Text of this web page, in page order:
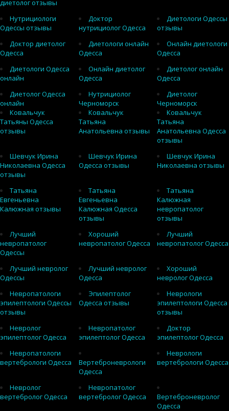
диетолог отзывы
Нутрициологи
Одессы отзывы
Доктор
нутрициолог Одесса
Диетологи Одессы
отзывы
Доктор диетолог
Одесса
Диетологи онлайн
Одесса
Онлайн диетологи
Одесса
Диетологи Одесса
онлайн
Онлайн диетолог
Одесса
Диетолог онлайн
Одесса
Диетолог Одесса
онлайн
Нутрициолог
Черноморск
Диетолог
Черноморск
Ковальчук
Татьяны Одесса
отзывы
Ковальчук
Татьяна
Анатольевна отзывы
Ковальчук
Татьяна
Анатольевна Одесса
отзывы
Шевчук Ирина
Николаевна Одесса
отзывы
Шевчук Ирина
Одесса отзывы
Шевчук Ирина
Николаевна отзывы
Татьяна
Евгеньевна
Калюжная отзывы
Татьяна
Евгеньевна
Калюжная Одесса
отзывы
Татьяна
Калюжная
невропатолог
отзывы
Лучший
невропатолог
Одессы
Хороший
невропатолог Одесса
Лучший
невропатолог Одесса
Лучший невролог
Одессы
Лучший невролог
Одесса
Хороший
невролог Одесса
Невропатологи
эпилептологи Одессы
отзывы
Эпилептолог
Одесса отзывы
Неврологи
эпилептологи Одесса
отзывы
Невролог
эпилептолог Одесса
Невропатолог
эпилептолог Одесса
Доктор
эпилептолог Одесса
Невропатологи
вертебрологи Одесса
Вертеброневрологи
Одесса
Неврологи
вертебрологи Одесса
Невролог
вертебролог Одесса
Невропатолог
вертебролог Одесса
Вертеброневролог
Одесса